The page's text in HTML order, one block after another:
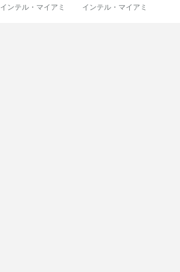
インテル・マイアミ インテル・マイアミ